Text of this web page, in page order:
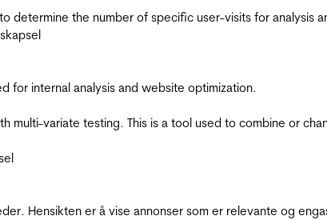
determine the number of specific user-visits for analysis
for internal analysis and website optimization.
multi-variate testing. This is a tool used to combine or
Hensikten er å vise annonser som er relevante og